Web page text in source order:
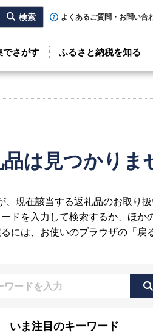
よくあるご質問・お問い合
でさがす ふるさと納税を知る
は見つかりま
現在該当する返礼品のお取り扱
ドを入力して検索するか、ほか
には、お使いのブラウザの「戻
いま注目のキーワード